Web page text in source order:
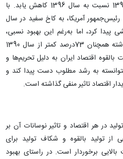
سرمایه‌گذاری مجددا در سال 1397 نسبت به سال 1396 کاهش یابد. با
رئیس‌جمهور آمریکا، به کاخ سفید در سال
پیدا کرد، اما به‌رغم این بهبود نسبی،
سطح سرمایه‌گذاری در سال گذشته همچنان 73درصد کمتر از سال 1390
اقتصاد ایران به دلیل تحریم‌ها و
به رشد مطلوب دست پیدا کند و
اقتصاد تاثیر منفی گذاشته است.
در هر اقتصاد و تاثیر نوسانات آن بر
از تولید بالقوه و شکاف تولید برای
برخوردار است. در راستای بهبود